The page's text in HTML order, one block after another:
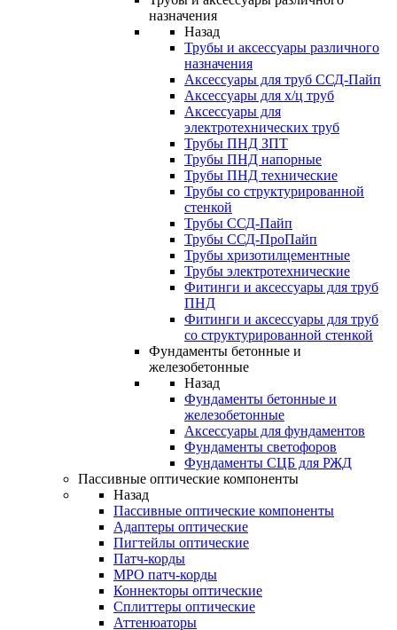
назначения
Назад
Трубы и аксессуары различного
назначения
Аксессуары для труб ССД-Пайп
Аксессуары для х/ц труб
Аксессуары для
электротехнических труб
Трубы ПНД ЗПТ
Трубы ПНД напорные
Трубы ПНД технические
Трубы со структурированной
стенкой
Трубы ССД-Пайп
Трубы ССД-ПроПайп
Трубы хризотилцементные
Трубы электротехнические
Фитинги и аксессуары для труб
ПНД
Фитинги и аксессуары для труб
со структурированной стенкой
Фундаменты бетонные и
железобетонные
Назад
Фундаменты бетонные и
железобетонные
Аксессуары для фундаментов
Фундаменты светофоров
Фундаменты СЦБ для РЖД
Пассивные оптические компоненты
Назад
Пассивные оптические компоненты
Адаптеры оптические
Пигтейлы оптические
Патч-корды
MPO патч-корды
Коннекторы оптические
Сплиттеры оптические
Аттенюаторы